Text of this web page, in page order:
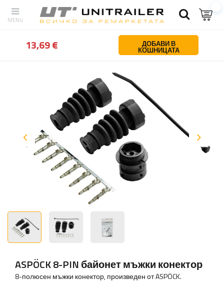
обратно У дома Осветление и електричество Конектори и
ASPÖCK 8-PIN байонет мъжки конектор
8-полюсен мъжки конектор, произведен от ASPÖCK.
13,69 € ДОБАВИ В
КОШНИЦАТА